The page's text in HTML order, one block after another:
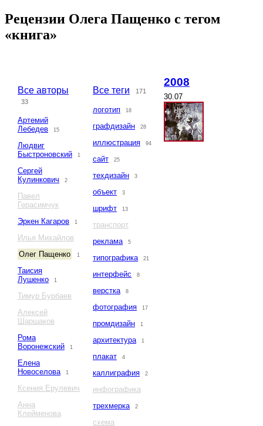
Рецензии Олега Пащенко с тегом
«книга»
Все авторы
33
Артемий
Лебедев
15
Людвиг
Быстроновский
1
Сергей
Кулинкович
2
Павел
Герасимчук
Эркен Кагаров
1
Илья Михайлов
Олег Пащенко
1
Таисия
Лушенко
1
Тимур Бурбаев
Алексей
Шаршаков
Рома
Воронежский
1
Елена
Новоселова
1
Ксения Ерулевич
Анна
Клейменова
Все теги 171
логотип 18
графдизайн 28
иллюстрация 94
сайт 25
техдизайн 3
объект 3
шрифт 13
транспорт
реклама
5
типографика 21
интерфейс 8
верстка 8
фотография 17
промдизайн 1
архитектура 1
плакат 4
каллиграфия 2
инфографика
трехмерка
2
схема
2008
30.07